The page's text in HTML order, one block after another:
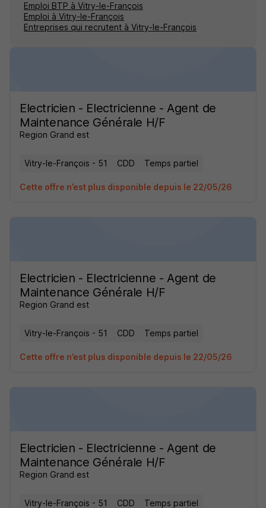
Emploi BTP à Vitry-le-François
Emploi à Vitry-le-François
Entreprises qui recrutent à Vitry-le-François
Electricien - Electricienne - Agent de
Maintenance Générale H/F
Region Grand est
Vitry-le-François - 51 CDD Temps partiel
Cette offre n’est plus disponible depuis le 22/05/26
Electricien - Electricienne - Agent de
Maintenance Générale H/F
Region Grand est
Vitry-le-François - 51 CDD Temps partiel
Cette offre n’est plus disponible depuis le 22/05/26
Electricien - Electricienne - Agent de
Maintenance Générale H/F
Region Grand est
Vitry-le-François - 51 CDD Temps partiel